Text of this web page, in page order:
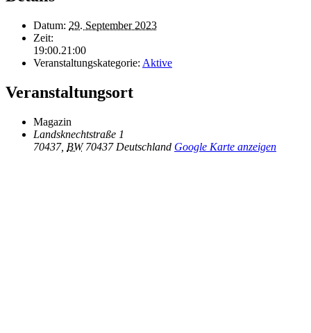
Datum: 29. September 2023
Zeit:
19:00.21:00
Veranstaltungskategorie: Aktive
Veranstaltungsort
Magazin
Landsknechtstraße 1
70437, BW 70437 Deutschland Google Karte anzeigen